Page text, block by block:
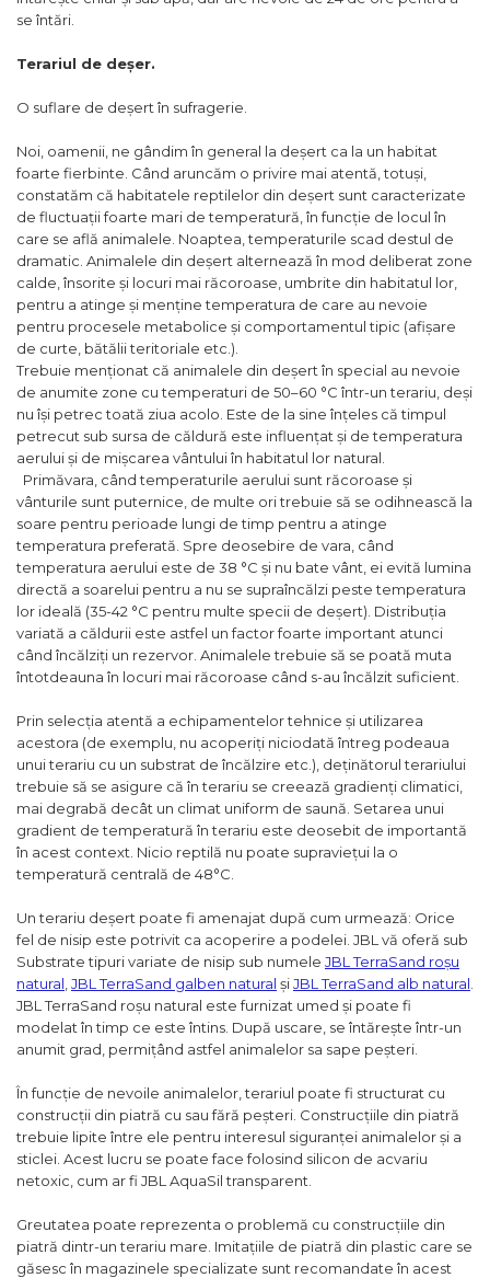
se întări.
Terariul de deșer.
O suflare de deșert în sufragerie.
Noi, oamenii, ne gândim în general la deșert ca la un habitat
foarte fierbinte. Când aruncăm o privire mai atentă, totuși,
constatăm că habitatele reptilelor din deșert sunt caracterizate
de fluctuații foarte mari de temperatură, în funcție de locul în
care se află animalele. Noaptea, temperaturile scad destul de
dramatic. Animalele din deșert alternează în mod deliberat zone
calde, însorite și locuri mai răcoroase, umbrite din habitatul lor,
pentru a atinge și menține temperatura de care au nevoie
pentru procesele metabolice și comportamentul tipic (afișare
de curte, bătălii teritoriale etc.).
Trebuie menționat că animalele din deșert în special au nevoie
de anumite zone cu temperaturi de 50–60 °C într-un terariu, deși
nu își petrec toată ziua acolo. Este de la sine înțeles că timpul
petrecut sub sursa de căldură este influențat și de temperatura
aerului și de mișcarea vântului în habitatul lor natural.
Primăvara, când temperaturile aerului sunt răcoroase și
vânturile sunt puternice, de multe ori trebuie să se odihnească la
soare pentru perioade lungi de timp pentru a atinge
temperatura preferată. Spre deosebire de vara, când
temperatura aerului este de 38 °C și nu bate vânt, ei evită lumina
directă a soarelui pentru a nu se supraîncălzi peste temperatura
lor ideală (35-42 °C pentru multe specii de deșert). Distribuția
variată a căldurii este astfel un factor foarte important atunci
când încălziți un rezervor. Animalele trebuie să se poată muta
întotdeauna în locuri mai răcoroase când s-au încălzit suficient.
Prin selecția atentă a echipamentelor tehnice și utilizarea
acestora (de exemplu, nu acoperiți niciodată întreg podeaua
unui terariu cu un substrat de încălzire etc.), deținătorul terariului
trebuie să se asigure că în terariu se creează gradienți climatici,
mai degrabă decât un climat uniform de saună. Setarea unui
gradient de temperatură în terariu este deosebit de importantă
în acest context. Nicio reptilă nu poate supraviețui la o
temperatură centrală de 48°C.
Un terariu deșert poate fi amenajat după cum urmează: Orice
fel de nisip este potrivit ca acoperire a podelei. JBL vă oferă sub
Substrate tipuri variate de nisip sub numele JBL TerraSand roșu
natural JBL TerraSand galben natural șiJBL TerraSand alb natural
JBL TerraSand roșu natural este furnizat umed și poate fi
modelat în timp ce este întins. După uscare, se întărește într-un
anumit grad, permițând astfel animalelor sa sape peșteri.
În funcție de nevoile animalelor, terariul poate fi structurat cu
construcții din piatră cu sau fără peșteri. Construcțiile din piatră
trebuie lipite între ele pentru interesul siguranței animalelor și a
sticlei. Acest lucru se poate face folosind silicon de acvariu
netoxic, cum ar fi JBL AquaSil transparent.
Greutatea poate reprezenta o problemă cu construcțiile din
piatră dintr-un terariu mare. Imitațiile de piatră din plastic care se
găsesc în magazinele specializate sunt recomandate în acest